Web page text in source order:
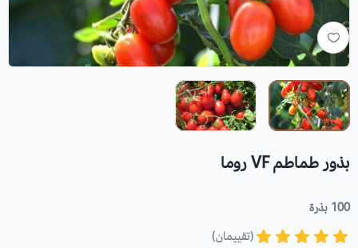
بذور طماطم VF روما
100 بذرة
(تقييمان)